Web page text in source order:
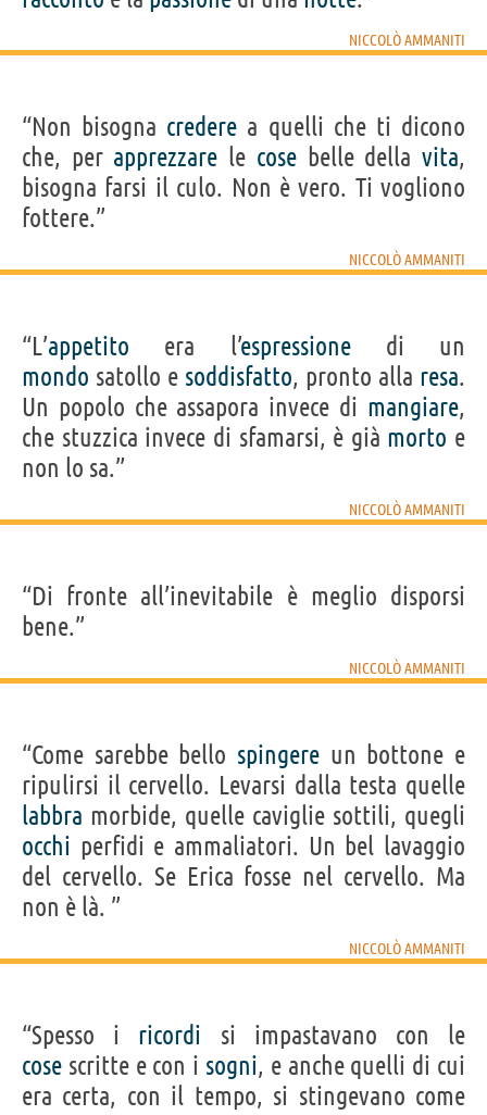
NICCOLÒ AMMANITI
“Non bisogna credere a quelli che ti dicono
che, per apprezzare le cosebelle dellavita,
bisogna farsi il culo. Non è vero. Ti vogliono
fottere.”
NICCOLÒ AMMANITI
“L’appetito era l’espressionedi un
mondo satollo e soddisfatto, pronto alla resa.
Un popolo che assapora invece di mangiare,
che stuzzica invece di sfamarsi, è già morto e
non lo sa.”
NICCOLÒ AMMANITI
“Di fronte all’inevitabile è meglio disporsi
bene.”
NICCOLÒ AMMANITI
“Come sarebbe bello spingere un bottone e
ripulirsi il cervello. Levarsi dalla testa quelle
labbra morbide, quelle caviglie sottili, quegli
occhi perfidi e ammaliatori. Un bel lavaggio
del cervello. Se Erica fosse nel cervello. Ma
non è là. ”
NICCOLÒ AMMANITI
“Spesso i ricordi si impastavano con le
cose scritte e con i sogni, e anche quelli di cui
era certa, con il tempo, si stingevano come